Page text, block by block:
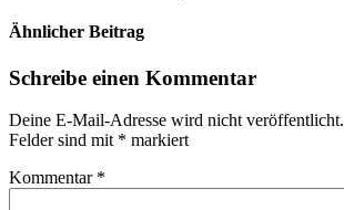
Ähnlicher Beitrag
Schreibe einen Kommentar
Deine E-Mail-Adresse wird nicht veröffentlicht.
Felder sind mit * markiert
Kommentar *